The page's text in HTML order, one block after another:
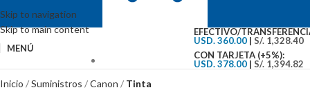
Skip to navigation
Skip to main content
MENÚ
EFECTIVO/
USD. 360.00 | S/. 1,328.40
CON TARJETA (+5%):
USD. 378.00 | S/. 1,394.82
Inicio Suministros Canon Tinta